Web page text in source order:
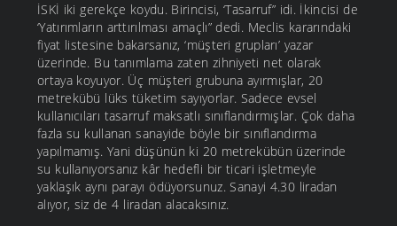
İSKİ iki gerekçe koydu. Birincisi, ‘Tasarruf” idi. İkincisi de
‘Yatırımların arttırılması amaçlı” dedi. Meclis kararındaki
fiyat listesine bakarsanız, ‘müşteri grupları’ yazar
üzerinde. Bu tanımlama zaten zihniyeti net olarak
ortaya koyuyor. Üç müşteri grubuna ayırmışlar, 20
metrekübü lüks tüketim sayıyorlar. Sadece evsel
kullanıcıları tasarruf maksatlı sınıflandırmışlar. Çok daha
fazla su kullanan sanayide böyle bir sınıflandırma
yapılmamış. Yani düşünün ki 20 metrekübün üzerinde
su kullanıyorsanız kâr hedefli bir ticari işletmeyle
yaklaşık aynı parayı ödüyorsunuz. Sanayi 4.30 liradan
alıyor, siz de 4 liradan alacaksınız.